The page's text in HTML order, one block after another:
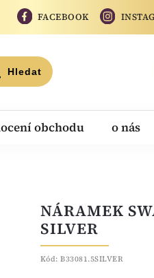
FACEBOOK
Hledat
obchodu o nás
NÁRAMEK
SILVER
Kód: B33081.5SILVER